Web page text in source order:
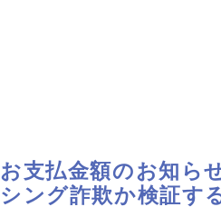
お支払金額のお知ら
シング詐欺か検証す